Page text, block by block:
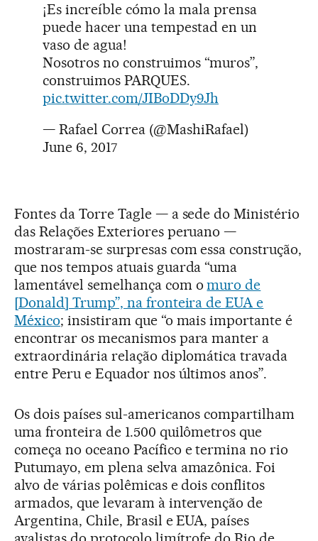
¡Es increíble cómo la mala prensa
puede hacer una tempestad en un
vaso de agua!
Nosotros no construimos “muros”,
construimos PARQUES.
pic.twitter.com/JIBoDDy9Jh
— Rafael Correa (@MashiRafael)
June 6, 2017
Fontes da Torre Tagle — a sede do Ministério
das Relações Exteriores peruano —
mostraram-se surpresas com essa construção,
que nos tempos atuais guarda “uma
lamentável semelhança com omuro de
[Donald] Trump”, na fronteira de EUA e
México; insistiram que “o mais importante é
encontrar os mecanismos para manter a
extraordinária relação diplomática travada
entre Peru e Equador nos últimos anos”.
Os dois países sul-americanos compartilham
uma fronteira de 1.500 quilômetros que
começa no oceano Pacífico e termina no rio
Putumayo, em plena selva amazônica. Foi
alvo de várias polêmicas e dois conflitos
armados, que levaram à intervenção de
Argentina, Chile, Brasil e EUA, países